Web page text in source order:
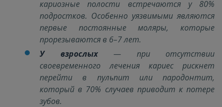
кариозные полости встречаются у 80%
подростков. Особенно уязвимыми являются
первые постоянные моляры, которые
прорезываются в 6–7 лет.
У взрослых— при отсутствии
своевременного лечения кариес рискнет
перейти в пульпит или пародонтит,
который в 70% случаев приводит к потере
зубов.